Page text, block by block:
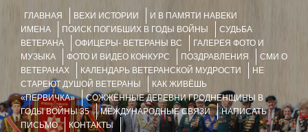
ГЛАВНАЯ ВЕХИ ИСТОРИИ
И В ПАМЯТИ НАВЕКИ
ИМЕНА
ПОИСК ПОГИБШИХ В ГОДЫ ВОЙНЫ
СУДЬБА
ВЕТЕРАНА
ОФИЦЕРЫ- ВЕТЕРАНЫ ВС
ГАЛЕРЕЯ ФОТО И
МУЗЫКА
ФОТО И ВИДЕО КОНКУРС ПОЗДРАВЛЕНИЯ
СМИ О
ВЕТЕРАНАХ
КАЛЕНДАРЬ ВЕТЕРАНСКОЙ МУДРОСТИ
НЕ
СТАРЕЮТ ДУШОЙ ВЕТЕРАНЫ
КАК ЖИВЁШЬ
«ПЕРВИЧКА»
СОЖЖЁННЫЕ ДЕРЕВНИ ГРОДНЕНЩИНЫ В
ГОДЫ ВОЙНЫ 35
МЕЖДУНАРОДНЫЕ СВЯЗИ
НАПИСАТЬ
ПИСЬМО
КОНТАКТЫ